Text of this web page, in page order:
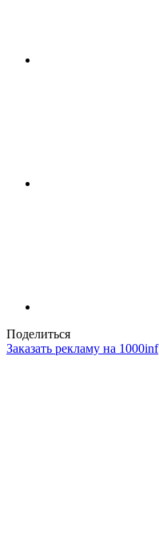
Поделиться
Заказать рекламу на 1000inf